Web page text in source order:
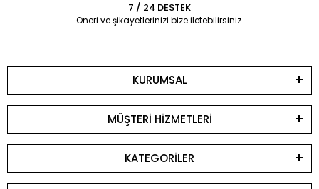
7 / 24 DESTEK
Öneri ve şikayetlerinizi bize iletebilirsiniz.
KURUMSAL
MÜŞTERİ HİZMETLERİ
KATEGORİLER